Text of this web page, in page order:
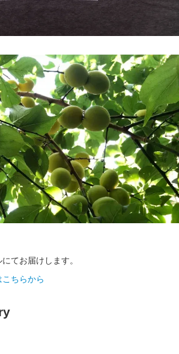
てお届けします。
ちらから